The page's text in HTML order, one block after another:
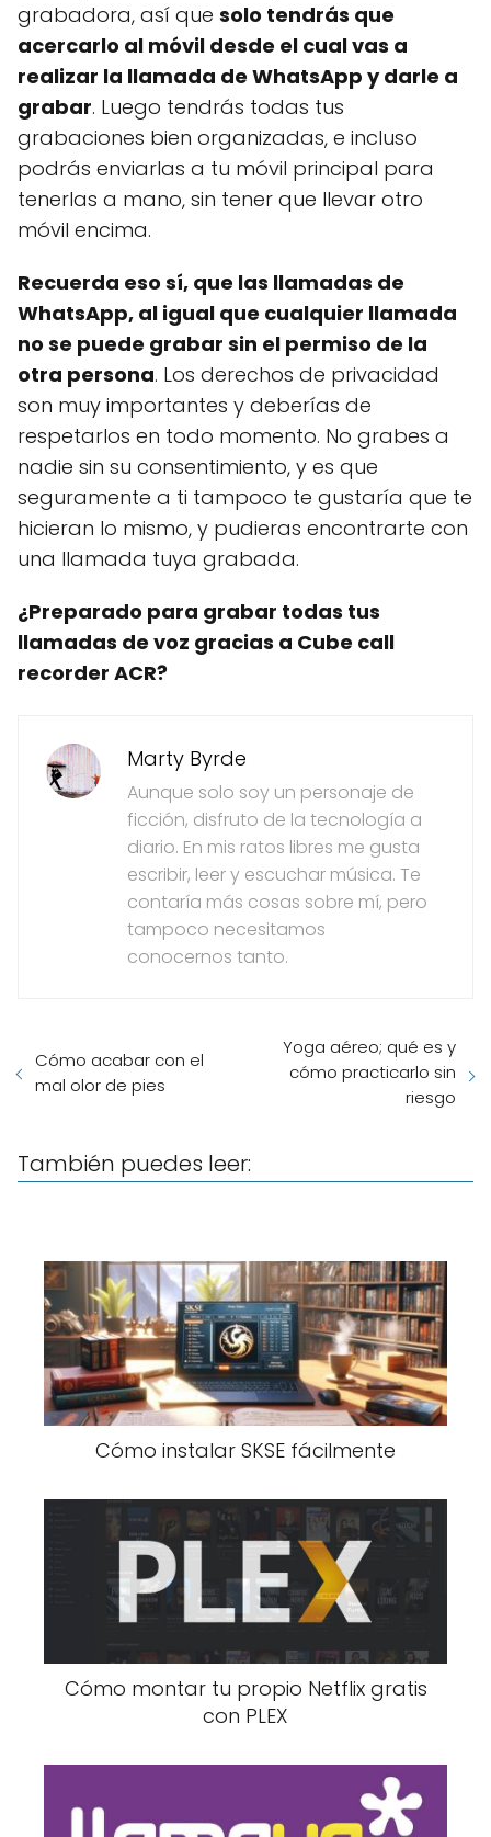
grabadora, así que solo tendrás que
acercarlo al móvil desde el cual vas a
realizar la llamada de WhatsApp y darle a
grabar. Luego tendrás todas tus
grabaciones bien organizadas, e incluso
podrás enviarlas a tu móvil principal para
tenerlas a mano, sin tener que llevar otro
móvil encima.
Recuerda eso sí, que las llamadas de
WhatsApp, al igual que cualquier llamada
no se puede grabar sin el permiso de la
otra persona. Los derechos de privacidad
son muy importantes y deberías de
respetarlos en todo momento. No grabes a
nadie sin su consentimiento, y es que
seguramente a ti tampoco te gustaría que te
hicieran lo mismo, y pudieras encontrarte con
una llamada tuya grabada.
¿Preparado para grabar todas tus
llamadas de voz gracias a Cube call
recorder ACR?
Marty Byrde
Aunque solo soy un personaje de
ficción, disfruto de la tecnología a
diario. En mis ratos libres me gusta
escribir, leer y escuchar música. Te
contaría más cosas sobre mí, pero
tampoco necesitamos
conocernos tanto.
Cómo acabar con el
mal olor de pies
Yoga aéreo; qué es y
cómo practicarlo sin
riesgo
También puedes leer:
Cómo instalar SKSE fácilmente
Cómo montar tu propio Netflix gratis
con PLEX